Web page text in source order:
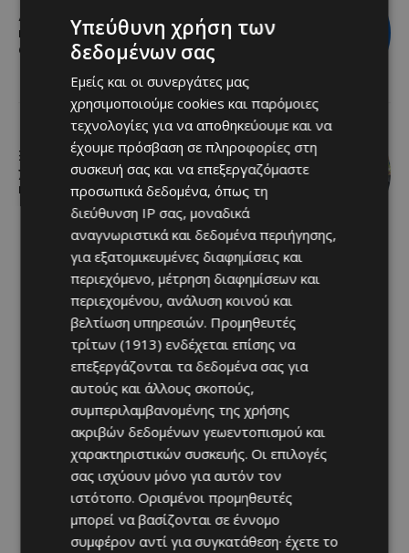
Διεθνώς αναγνωρισμένα κρασιά στην
κορυφαία σχέση ποιότητας-τιμής
από τη Lidl Κύπρου
Ξεκίνησε η αντικατάσταση 100
χιλιομέτρων δικτύου ύδρευσης στο
κέντρο της Λεμεσού
Υπεύθυνη χρήση των
δεδομένων σας
Εμείς και οι συνεργάτες μας
χρησιμοποιούμε cookies και παρόμοιες
τεχνολογίες για να αποθηκεύουμε και να
έχουμε πρόσβαση σε πληροφορίες στη
συσκευή σας και να επεξεργαζόμαστε
προσωπικά δεδομένα, όπως τη
διεύθυνση IP σας, μοναδικά
αναγνωριστικά και δεδομένα περιήγησης,
για εξατομικευμένες διαφημίσεις και
περιεχόμενο, μέτρηση διαφημίσεων και
περιεχομένου, ανάλυση κοινού και
βελτίωση υπηρεσιών. Προμηθευτές
τρίτων (1913) ενδέχεται επίσης να
επεξεργάζονται τα δεδομένα σας για
αυτούς και άλλους σκοπούς,
συμπεριλαμβανομένης της χρήσης
ακριβών δεδομένων γεωεντοπισμού και
χαρακτηριστικών συσκευής. Οι επιλογές
σας ισχύουν μόνο για αυτόν τον
ιστότοπο. Ορισμένοι προμηθευτές
μπορεί να βασίζονται σε έννομο
συμφέρον αντί για συγκατάθεση· έχετε το